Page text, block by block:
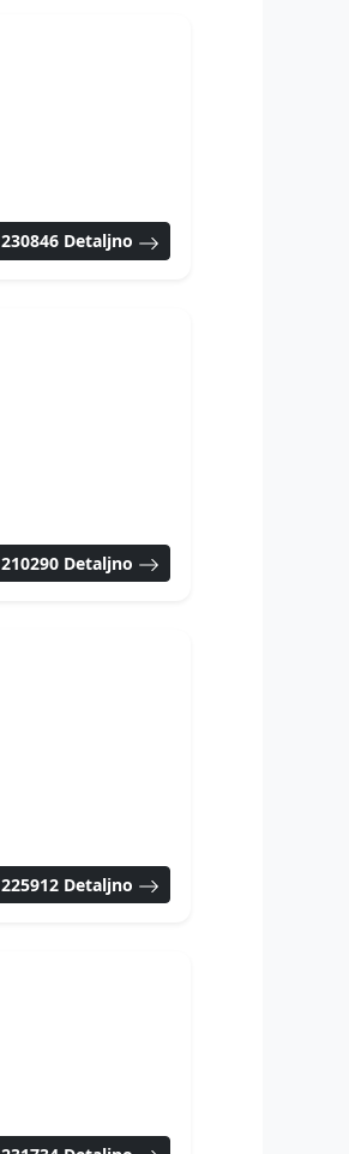
230846 Detaljno
210290 Detaljno
225912 Detaljno